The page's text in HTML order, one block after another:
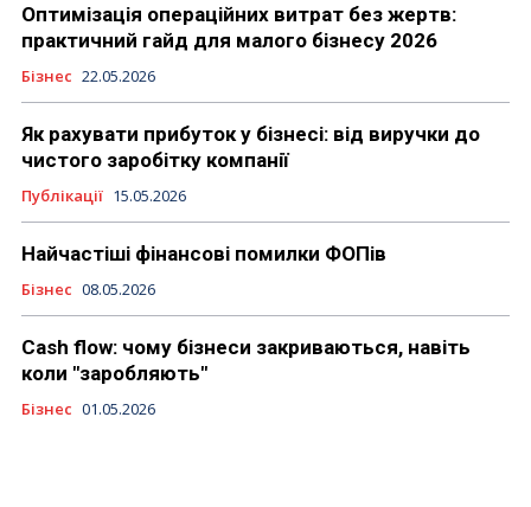
Оптимізація операційних витрат без жертв:
практичний гайд для малого бізнесу 2026
Бізнес 22.05.2026
Як рахувати прибуток у бізнесі: від виручки до
чистого заробітку компанії
Публікації 15.05.2026
Найчастіші фінансові помилки ФОПів
Бізнес 08.05.2026
Cash flow: чому бізнеси закриваються, навіть
коли "заробляють"
Бізнес 01.05.2026